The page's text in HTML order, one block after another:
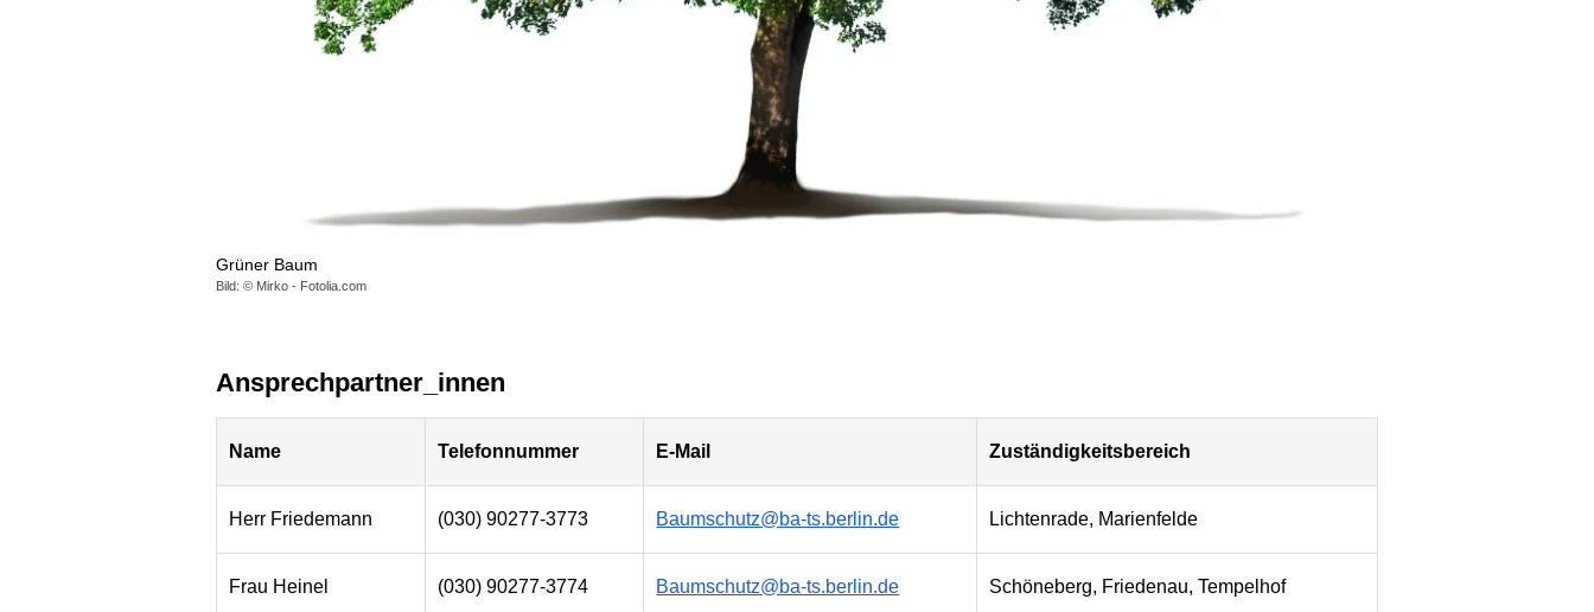
Grüner Baum
Bild: © Mirko - Fotolia.com
Ansprechpartner_innen
Name Telefonnummer E-Mail Zuständigkeitsbereich
Herr Friedemann (030) 90277-3773 Baumschutz@ba-ts.berlin.de Lichtenrade, Marienfelde
Frau Heinel (030) 90277-3774 Baumschutz@ba-ts.berlin.de Schöneberg, Friedenau, Tempelhof